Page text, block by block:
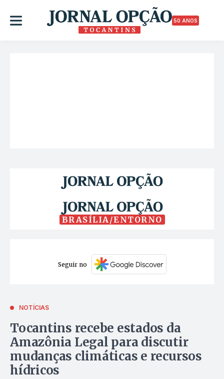
50 ANOS
BRASÍLIA/ENTORNO
Seguir no
NOTÍCIAS
Tocantins recebe estados da
Amazônia Legal para discutir
mudanças climáticas e recursos
hídricos